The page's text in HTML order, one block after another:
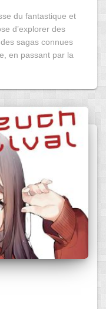
du fantastique et
d’explorer des
sagas connues
en passant par la